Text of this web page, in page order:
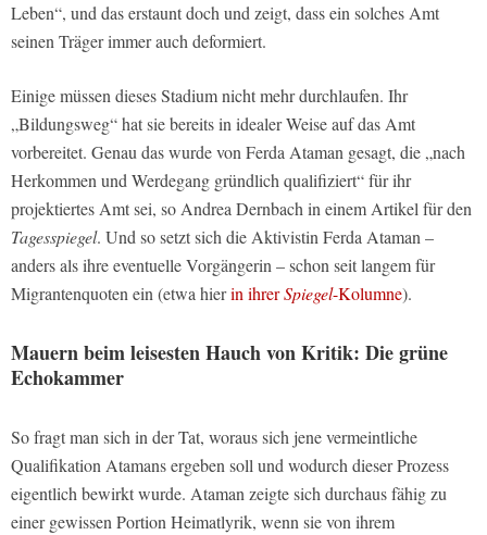
Leben“, und das erstaunt doch und zeigt, dass ein solches Amt
seinen Träger immer auch deformiert.
Einige müssen dieses Stadium nicht mehr durchlaufen. Ihr
„Bildungsweg“ hat sie bereits in idealer Weise auf das Amt
vorbereitet. Genau das wurde von Ferda Ataman gesagt, die „nach
Herkommen und Werdegang gründlich qualifiziert“ für ihr
projektiertes Amt sei, so Andrea Dernbach in einem Artikel für den
Tagesspiegel. Und so setzt sich die Aktivistin Ferda Ataman –
anders als ihre eventuelle Vorgängerin – schon seit langem für
Migrantenquoten ein (etwa hierin ihrerSpiegel-Kolumne).
Mauern beim leisesten Hauch von Kritik: Die grüne
Echokammer
So fragt man sich in der Tat, woraus sich jene vermeintliche
Qualifikation Atamans ergeben soll und wodurch dieser Prozess
eigentlich bewirkt wurde. Ataman zeigte sich durchaus fähig zu
einer gewissen Portion Heimatlyrik, wenn sie von ihrem